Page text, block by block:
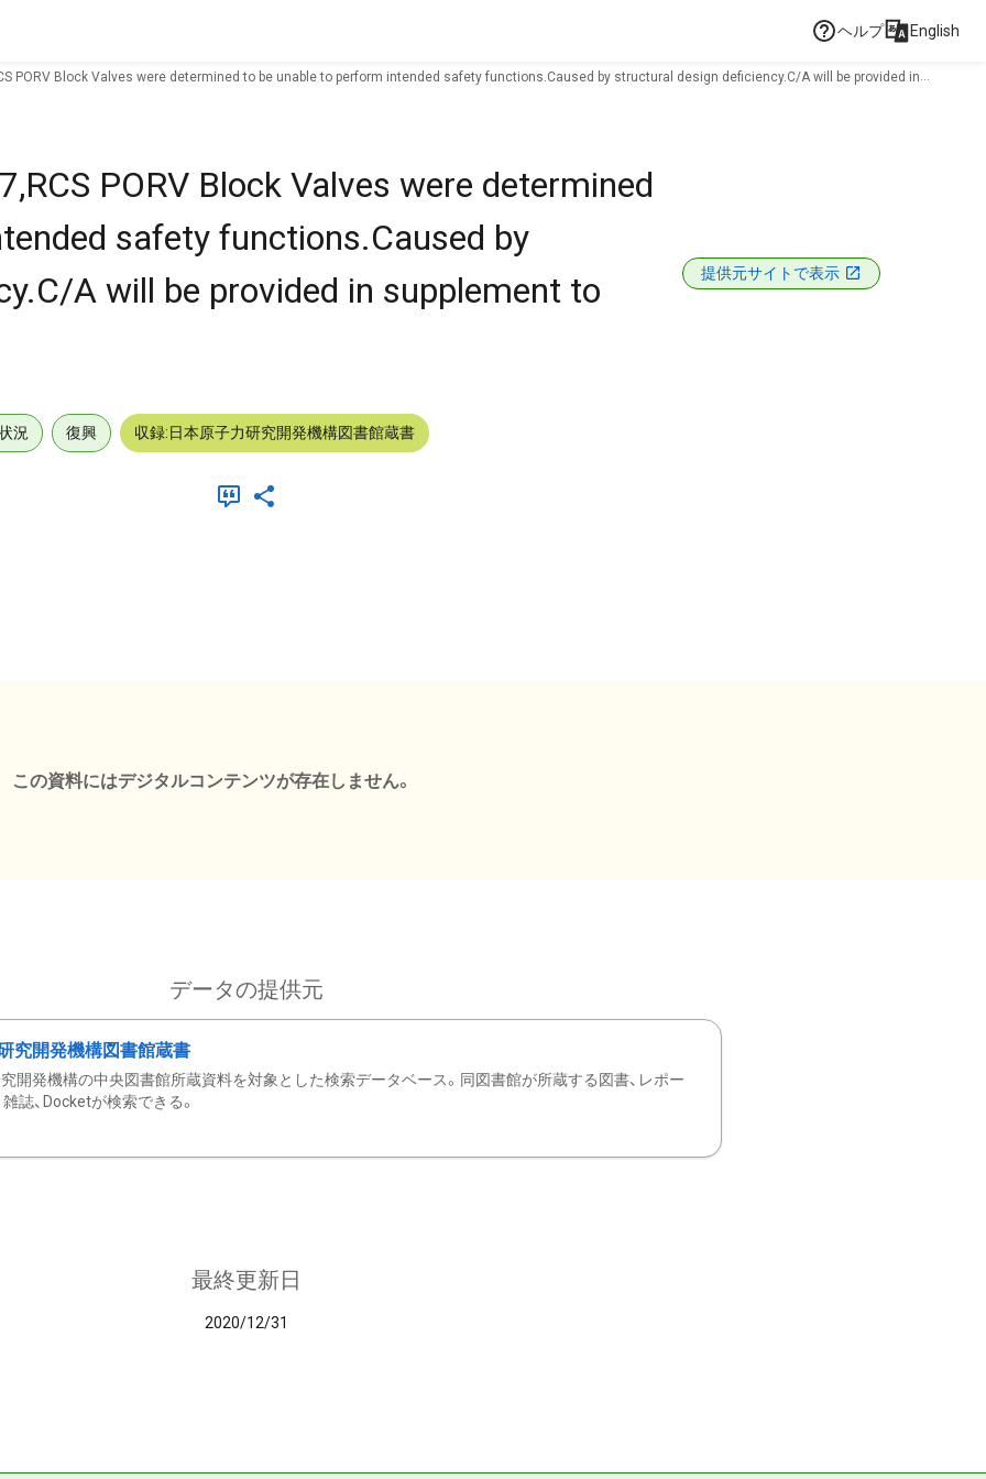
ヘルプ English
PORV Block Valves were determined to be unable to perform intended safety functions.Caused by structural design deficiency.C/A will be provided in
PORV Block Valves were determined
safety functions.Caused by
A will be provided in supplement to
提供元サイトで表示
況 復興 収録:日本原子力研究開発機構図書館蔵書
この資料にはデジタルコンテンツが存在しません。
データの提供元
究開発機構図書館蔵書
開発機構の中央図書館所蔵資料を対象とした検索データベース。同図書館が所蔵する図書、レポー
雑誌、Docketが検索できる。
最終更新日
2020/12/31